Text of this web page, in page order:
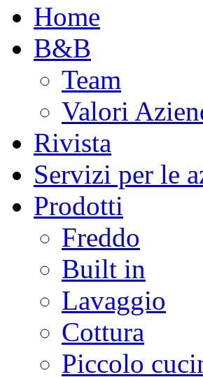
Home
B&B
Team
Valori
Rivista
Servizi per le
Prodotti
Freddo
Built in
Lavaggio
Cottura
Piccolo